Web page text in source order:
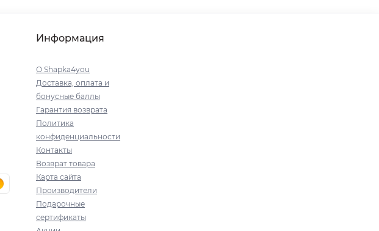
Информация
О Shapka4you
Доставка, оплата и
бонусные баллы
Гарантия возврата
Политика
конфиденциальности
Контакты
Возврат товара
Карта сайта
Производители
Подарочные
сертификаты